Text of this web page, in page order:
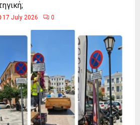
17 July 2026 0